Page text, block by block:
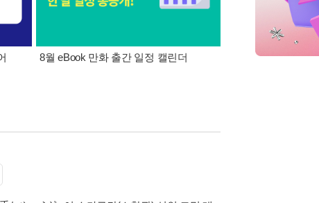
8월 eBook 만화 출간 일정 캘린더 판매 중지 예정인